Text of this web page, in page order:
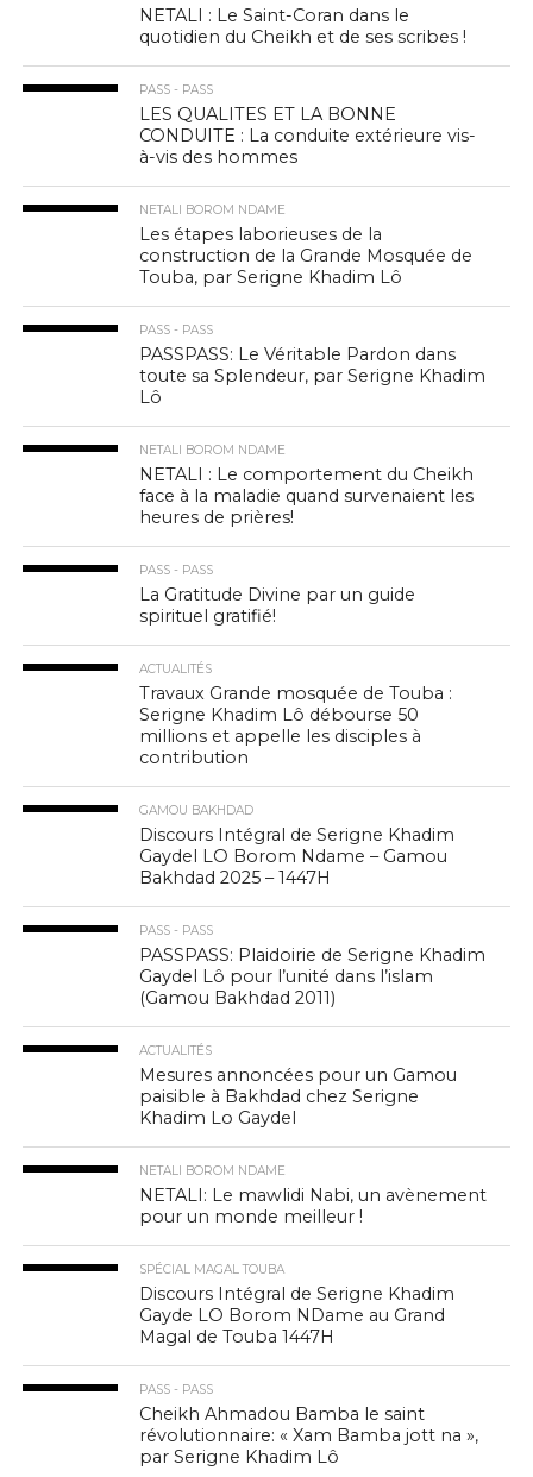
NETALI : Le Saint-Coran dans le
quotidien du Cheikh et de ses scribes !
PASS - PASS
LES QUALITES ET LA BONNE
CONDUITE : La conduite extérieure vis-
à-vis des hommes
NETALI BOROM NDAME
Les étapes laborieuses de la
construction de la Grande Mosquée de
Touba, par Serigne Khadim Lô
PASS - PASS
PASSPASS: Le Véritable Pardon dans
toute sa Splendeur, par Serigne Khadim
Lô
NETALI BOROM NDAME
NETALI : Le comportement du Cheikh
face à la maladie quand survenaient les
heures de prières!
PASS - PASS
La Gratitude Divine par un guide
spirituel gratifié!
ACTUALITÉS
Travaux Grande mosquée de Touba :
Serigne Khadim Lô débourse 50
millions et appelle les disciples à
contribution
GAMOU BAKHDAD
Discours Intégral de Serigne Khadim
Gaydel LO Borom Ndame – Gamou
Bakhdad 2025 – 1447H
PASS - PASS
PASSPASS: Plaidoirie de Serigne Khadim
Gaydel Lô pour l’unité dans l’islam
(Gamou Bakhdad 2011)
ACTUALITÉS
Mesures annoncées pour un Gamou
paisible à Bakhdad chez Serigne
Khadim Lo Gaydel
NETALI BOROM NDAME
NETALI: Le mawlidi Nabi, un avènement
pour un monde meilleur !
SPÉCIAL MAGAL TOUBA
Discours Intégral de Serigne Khadim
Gayde LO Borom NDame au Grand
Magal de Touba 1447H
PASS - PASS
Cheikh Ahmadou Bamba le saint
révolutionnaire: « Xam Bamba jott na »,
par Serigne Khadim Lô